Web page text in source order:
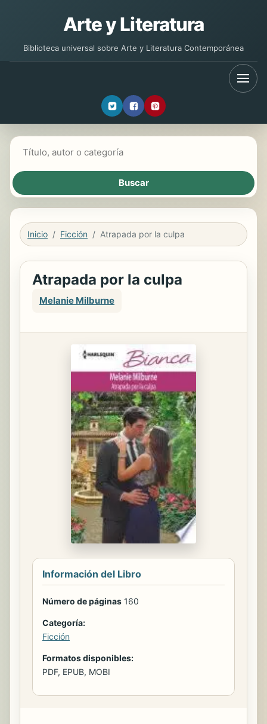
Arte y Literatura
Biblioteca universal sobre Arte y Literatura Contemporánea
Inicio Ficción Atrapada por la culpa
Atrapada por la culpa
Melanie Milburne
Información del Libro
Número de páginas 160
Categoría:
Ficción
Formatos disponibles:
PDF, EPUB, MOBI